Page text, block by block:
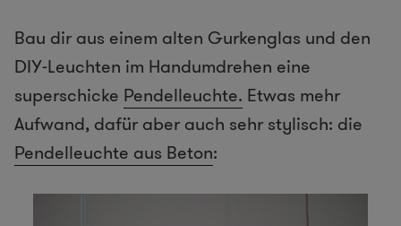
Bau dir aus einem alten Gurkenglas und den
DIY-Leuchten im Handumdrehen eine
superschicke Pendelleuchte. Etwas mehr
Aufwand, dafür aber auch sehr stylisch: die
Pendelleuchte aus Beton: